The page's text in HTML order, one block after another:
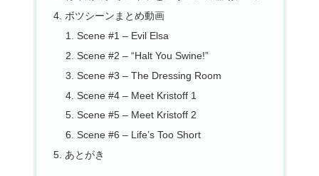
ボツシーンまとめ動画
Scene #1 – Evil Elsa
Scene #2 – “Halt You Swine!”
Scene #3 – The Dressing Room
Scene #4 – Meet Kristoff 1
Scene #5 – Meet Kristoff 2
Scene #6 – Life’s Too Short
あとがき